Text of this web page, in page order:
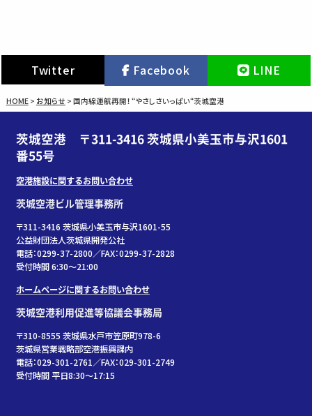
Twitter Facebook LINE
HOME> お知らせ > 国内線運航再開！ “やさしさいっぱい“茨城空港
茨城空港 〒311-3416 茨城県小美玉市与沢1601
番55号
空港施設に関するお問い合わせ
茨城空港ビル管理事務所
〒311-3416 茨城県小美玉市与沢1601-55
公益財団法人茨城県開発公社
電話：0299-37-2800／FAX：0299-37-2828
受付時間 6:30〜21:00
ホームページに関するお問い合わせ
茨城空港利用促進等協議会事務局
〒310-8555 茨城県水戸市笠原町978-6
茨城県営業戦略部空港振興課内
電話：029-301-2761／FAX：029-301-2749
受付時間 平日8:30～17:15